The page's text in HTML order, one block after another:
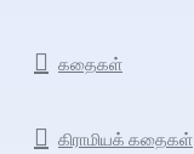
கதைகள்
கிராமியக் கதைகள்